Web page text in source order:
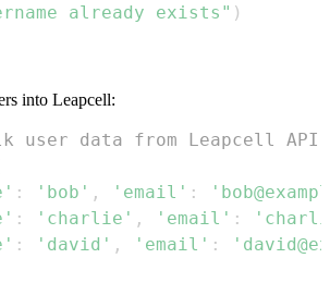
already exists" )
into Leapcell:
user data from Leapcell API
: 'bob' , 'email' :
: 'charlie' , 'email' :
: 'david' , 'email' :